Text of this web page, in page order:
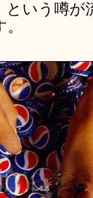
という噂